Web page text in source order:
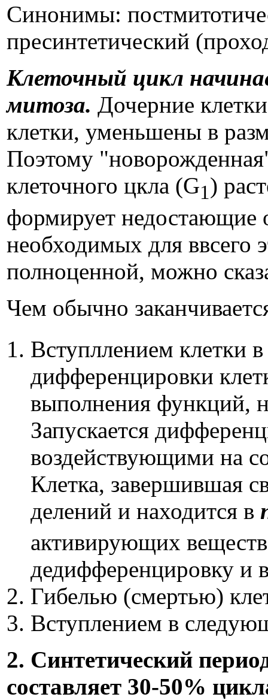
Синонимы:
пресинтетический
Клеточный цикл
митоза. Дочерние
клетки, уменьшены в
Поэтому
клеточного цкла (G1)
формирует недостающие
необходимых для ввсего
полноценной, можно
Чем обычно
Вступллением клетки
дифференцировки
выполнения функций,
Запускается
воздействующими на
Клетка, завершившая
делений и находится в
активирующих
дедифференцировку и
Гибелью (смертью)
Вступлением в
2. Синтетический
составляет 30-50%